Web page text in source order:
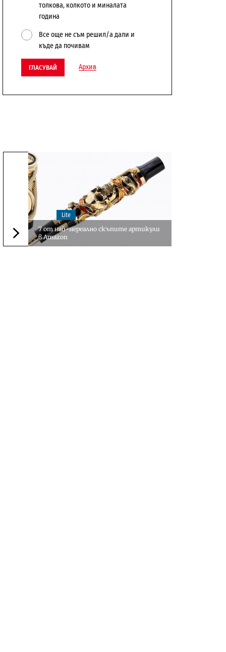
толкова, колкото и миналата
година
Все още не съм решил/а дали и
къде да почивам
ГЛАСУВАЙ Архив
Следваща новина
Lite
7 от най-нереално скъпите артикули
в Amazon